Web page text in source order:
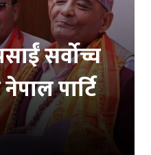
सर्वोच्च
पार्टि